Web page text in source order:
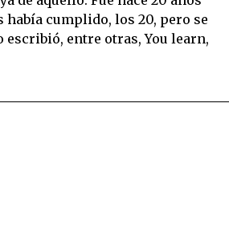
había cumplido, los 20, pero se
escribió, entre otras, You learn,